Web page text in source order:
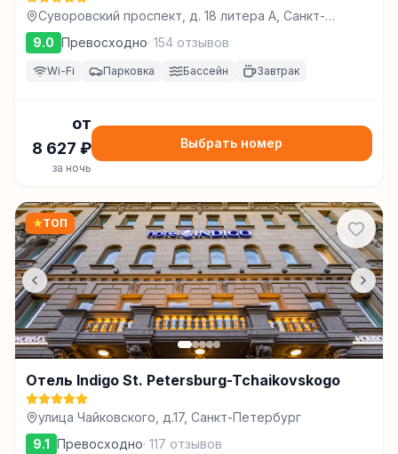
Суворовский проспект, д. 18 литера А, Санкт-
Петербург
9.0 Превосходно· 154 отзывов
Wi-Fi Парковка Бассейн Завтрак
от
8 627 ₽
за ночь
Выбрать номер
★ТОП
Отель Indigo St. Petersburg-Tchaikovskogo
улица Чайковского, д.17, Санкт-Петербург
9.1 Превосходно· 117 отзывов